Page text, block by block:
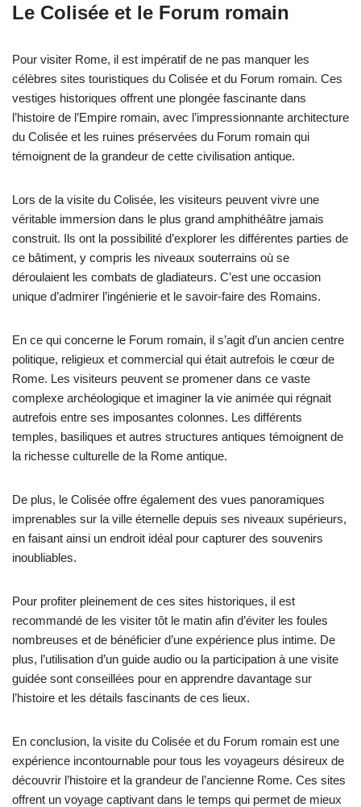
Le Colisée et le Forum romain
Pour visiter Rome, il est impératif de ne pas manquer les
célèbres sites touristiques du Colisée et du Forum romain. Ces
vestiges historiques offrent une plongée fascinante dans
l’histoire de l’Empire romain, avec l’impressionnante architecture
du Colisée et les ruines préservées du Forum romain qui
témoignent de la grandeur de cette civilisation antique.
Lors de la visite du Colisée, les visiteurs peuvent vivre une
véritable immersion dans le plus grand amphithéâtre jamais
construit. Ils ont la possibilité d’explorer les différentes parties de
ce bâtiment, y compris les niveaux souterrains où se
déroulaient les combats de gladiateurs. C’est une occasion
unique d’admirer l’ingénierie et le savoir-faire des Romains.
En ce qui concerne le Forum romain, il s’agit d’un ancien centre
politique, religieux et commercial qui était autrefois le cœur de
Rome. Les visiteurs peuvent se promener dans ce vaste
complexe archéologique et imaginer la vie animée qui régnait
autrefois entre ses imposantes colonnes. Les différents
temples, basiliques et autres structures antiques témoignent de
la richesse culturelle de la Rome antique.
De plus, le Colisée offre également des vues panoramiques
imprenables sur la ville éternelle depuis ses niveaux supérieurs,
en faisant ainsi un endroit idéal pour capturer des souvenirs
inoubliables.
Pour profiter pleinement de ces sites historiques, il est
recommandé de les visiter tôt le matin afin d’éviter les foules
nombreuses et de bénéficier d’une expérience plus intime. De
plus, l’utilisation d’un guide audio ou la participation à une visite
guidée sont conseillées pour en apprendre davantage sur
l’histoire et les détails fascinants de ces lieux.
En conclusion, la visite du Colisée et du Forum romain est une
expérience incontournable pour tous les voyageurs désireux de
découvrir l’histoire et la grandeur de l’ancienne Rome. Ces sites
offrent un voyage captivant dans le temps qui permet de mieux